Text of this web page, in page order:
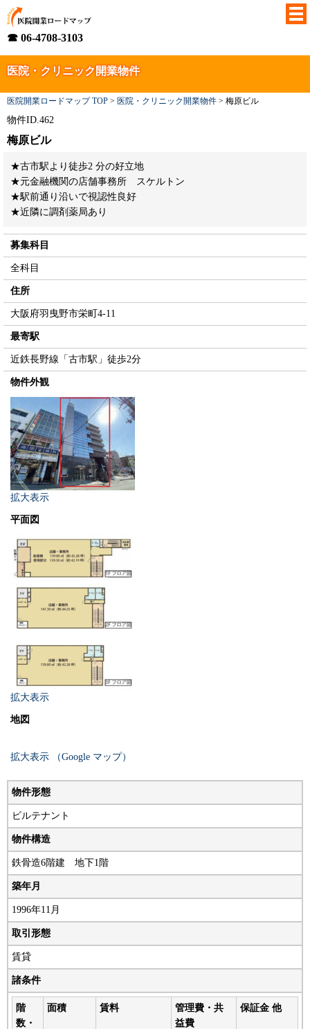
☎ 06-4708-3103
医院・クリニック開業物件
医院開業ロードマップ TOP > 医院・クリニック開業物件 > 梅原ビル
物件ID.462
梅原ビル
★古市駅より徒歩2 分の好立地
★元金融機関の店舗事務所 スケルトン
★駅前通り沿いで視認性良好
★近隣に調剤薬局あり
募集科目
全科目
住所
大阪府羽曳野市栄町4-11
最寄駅
近鉄長野線「古市駅」徒歩2分
物件外観
拡大表示
平面図
拡大表示
地図
拡大表示 （Google マップ）
物件形態
ビルテナント
物件構造
鉄骨造6階建 地下1階
築年月
1996年11月
取引形態
賃貸
諸条件
階
数・
面積 賃料
管理費・共
益費
保証金 他